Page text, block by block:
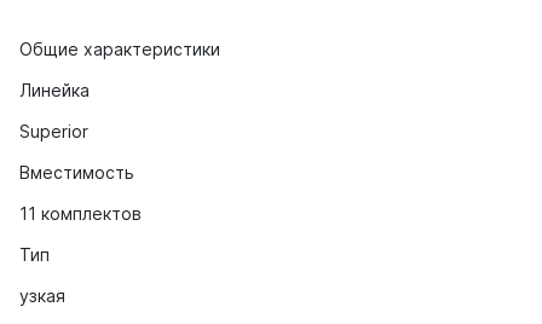
Общие характеристики
Линейка
Superior
Вместимость
11 комплектов
Тип
узкая